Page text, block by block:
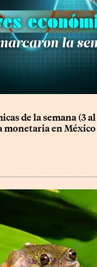
de la semana (3
monetaria en México